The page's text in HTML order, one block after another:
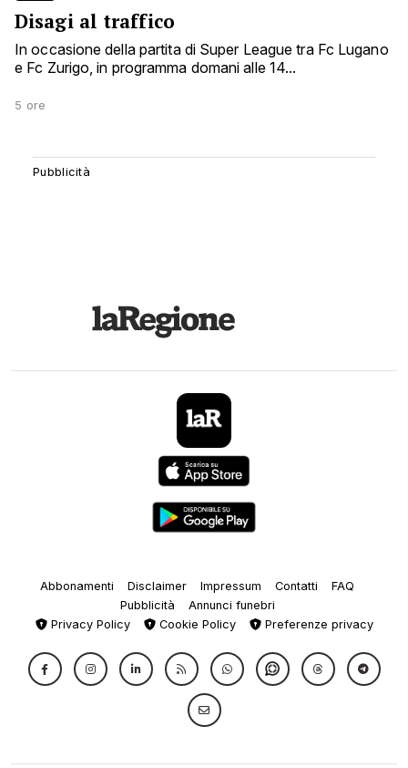
Disagi al traffico
In occasione della partita di Super League tra Fc Lugano
e Fc Zurigo, in programma domani alle 14...
5 ore
Abbonamenti Disclaimer Impressum Contatti
FAQ
Pubblicità
Annunci funebri
Privacy Policy
Cookie Policy Preferenze privacy